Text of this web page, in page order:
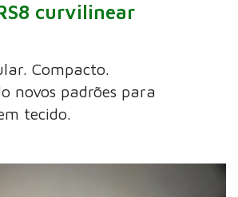
curvilinear
Compacto.
novos padrões para
tecido.